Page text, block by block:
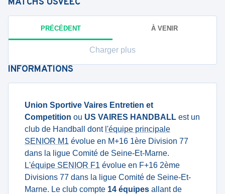
PRÉCÉDENT À VENIR
Charger plus
INFORMATIONS
Union Sportive Vaires Entretien et
Competition ou US VAIRES HANDBALL est un
club de Handball dont l'équipe principale
SENIOR M1 évolue en M+16 1ère Division 77
dans la ligue Comité de Seine-Et-Marne.
L'équipe SENIOR F1 évolue en F+16 2ème
Divisions 77 dans la ligue Comité de Seine-Et-
Marne. Le club compte 14 équipes allant de